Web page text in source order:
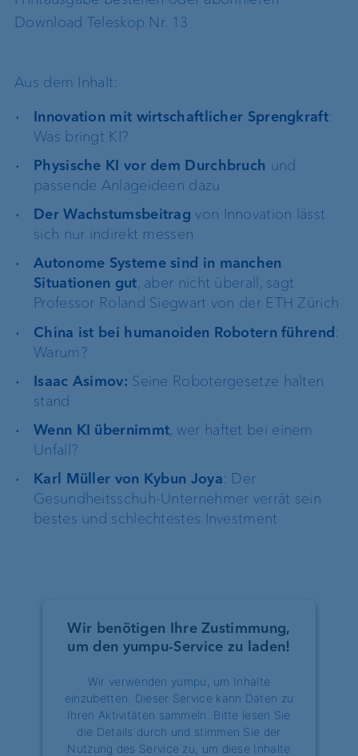
Download Teleskop Nr. 13
Aus dem Inhalt:
Innovation mit wirtschaftlicher Sprengkraft:
Was bringt KI?
Physische KI vor dem Durchbruch und
passende Anlageideen dazu
Der Wachstumsbeitrag von Innovation lässt
sich nur indirekt messen
Autonome Systeme sind in manchen
Situationen gut, aber nicht überall, sagt
Professor Roland Siegwart von der ETH Zürich
China ist bei humanoiden Robotern führend:
Warum?
Isaac Asimov: Seine Robotergesetze halten
stand
Wenn KI übernimmt, wer haftet bei einem
Unfall?
Karl Müller von Kybun Joya: Der
Gesundheitsschuh-Unternehmer verrät sein
bestes und schlechtestes Investment
Wir benötigen Ihre Zustimmung,
um den yumpu-Service zu laden!
Wir verwenden yumpu, um Inhalte
einzubetten. Dieser Service kann Daten zu
Ihren Aktivitäten sammeln. Bitte lesen Sie
die Details durch und stimmen Sie der
Nutzung des Service zu, um diese Inhalte